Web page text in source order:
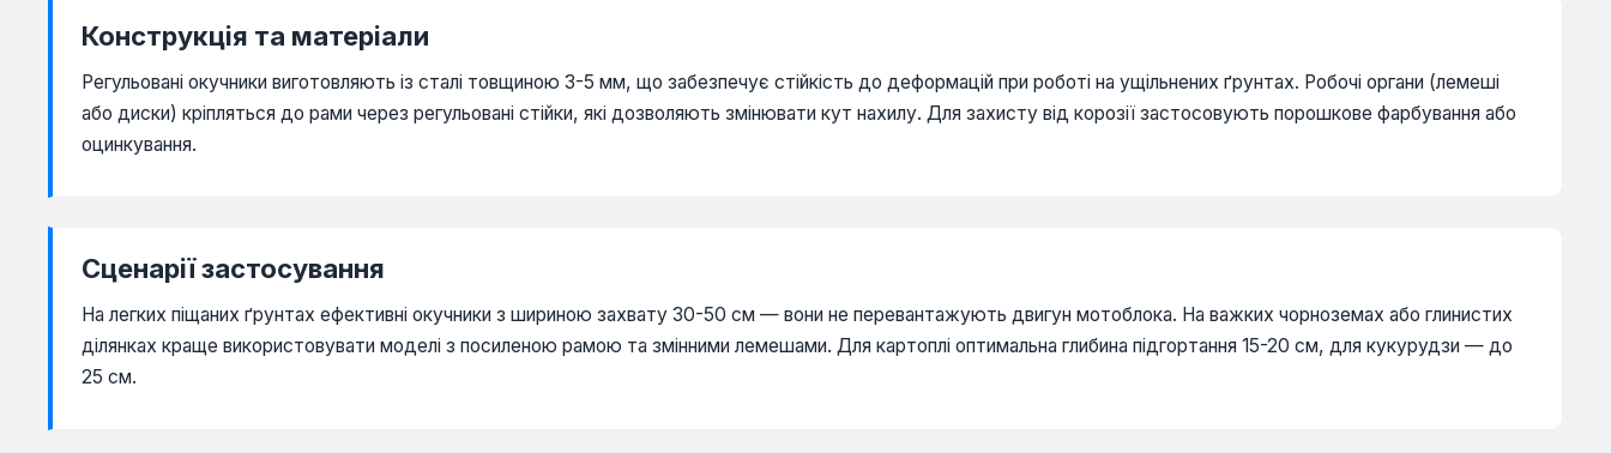
Конструкція та матеріали
Регульовані окучники виготовляють із сталі товщиною 3-5 мм, що забезпечує стійкість до деформацій при роботі на ущільнених ґрунтах. Робочі органи (лемеші
або диски) кріпляться до рами через регульовані стійки, які дозволяють змінювати кут нахилу. Для захисту від корозії застосовують порошкове фарбування або
оцинкування.
Сценарії застосування
На легких піщаних ґрунтах ефективні окучники з шириною захвату 30-50 см — вони не перевантажують двигун мотоблока. На важких чорноземах або глинистих
ділянках краще використовувати моделі з посиленою рамою та змінними лемешами. Для картоплі оптимальна глибина підгортання 15-20 см, для кукурудзи — до
25 см.